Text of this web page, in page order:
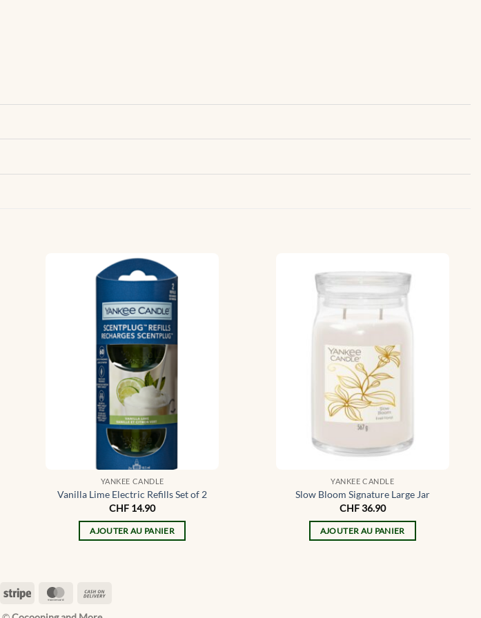
YANKEE CANDLE
Vanilla Lime Electric Refills Set of 2
CHF 14.90
AJOUTER AU PANIER
YANKEE CANDLE
Slow Bloom Signature Large Jar
CHF36.90
AJOUTER AU PANIER
Stripe MasterCard